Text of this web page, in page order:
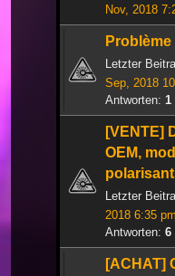
Nov, 2018
Letzter
Sep, 2018
Antworten: 1
[VENTE]
OEM,
Letzter
2018 6:35 pm
Antworten: 6
[ACHAT]